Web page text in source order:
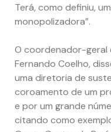
Terá, como definiu,
monopolizadora”.
O coordenador-geral
Fernando Coelho,
uma diretoria de
coroamento de um
e por um grande
citando como